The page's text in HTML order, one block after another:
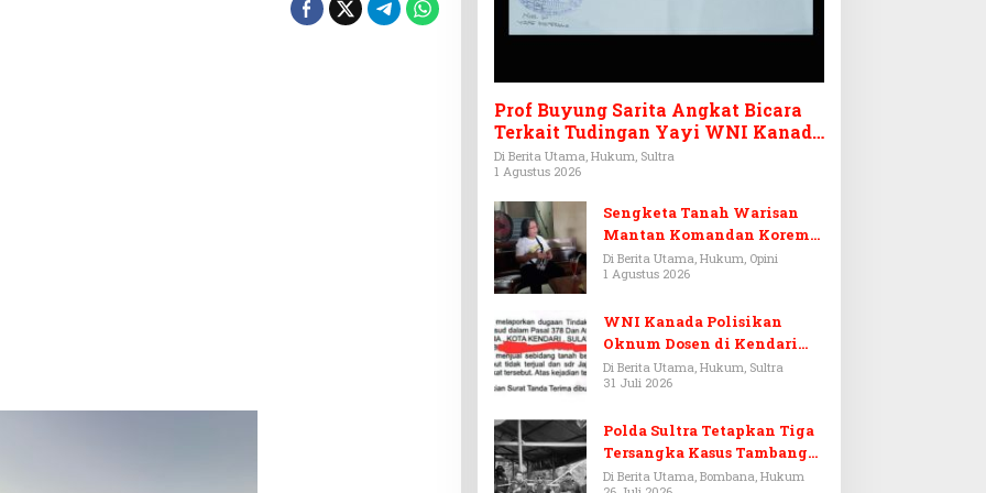
Prof Buyung Sarita Angkat Bicara
Terkait Tudingan Yayi WNI Kanada
Ditagih Utang Rp3,6 Miliar
Di Berita Utama, Hukum, Sultra
1 Agustus 2026
Sengketa Tanah Warisan
Mantan Komandan Korem
143/HO, Ketika Warisan
Menjadi Arena Pemerasan
Di Berita Utama, Hukum, Opini
1 Agustus 2026
WNI Kanada Polisikan
Oknum Dosen di Kendari
Terkait Aset Puluhan Miliar
Di Berita Utama, Hukum, Sultra
31 Juli 2026
Polda Sultra Tetapkan Tiga
Tersangka Kasus Tambang
Emas Ilegal di Bombana
Di Berita Utama, Bombana, Hukum